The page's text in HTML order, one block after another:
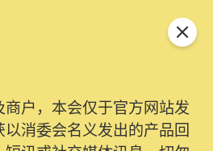
户，本会仅于官方网站发
消委会名义发出的产品回
关闭